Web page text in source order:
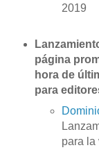
2019
página
hora de
para
para la